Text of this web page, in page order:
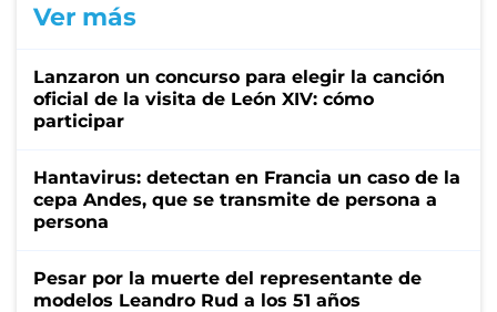
Ver más
Lanzaron un concurso para elegir la canción
oficial de la visita de León XIV: cómo
participar
Hantavirus: detectan en Francia un caso de la
cepa Andes, que se transmite de persona a
persona
Pesar por la muerte del representante de
modelos Leandro Rud a los 51 años